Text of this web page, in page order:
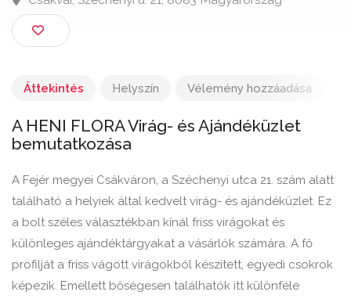
Csákvár, Széchenyi u. 21, 8083 Magyarország
Áttekintés Helyszín Vélemény hozzáadása
A HENI FLORA Virág- és Ajándéküzlet
bemutatkozása
A Fejér megyei Csákváron, a Széchenyi utca 21. szám alatt
található a helyiek által kedvelt virág- és ajándéküzlet. Ez
a bolt széles választékban kínál friss virágokat és
különleges ajándéktárgyakat a vásárlók számára. A fő
profilját a friss vágott virágokból készített, egyedi csokrok
képezik. Emellett bőségesen találhatók itt különféle